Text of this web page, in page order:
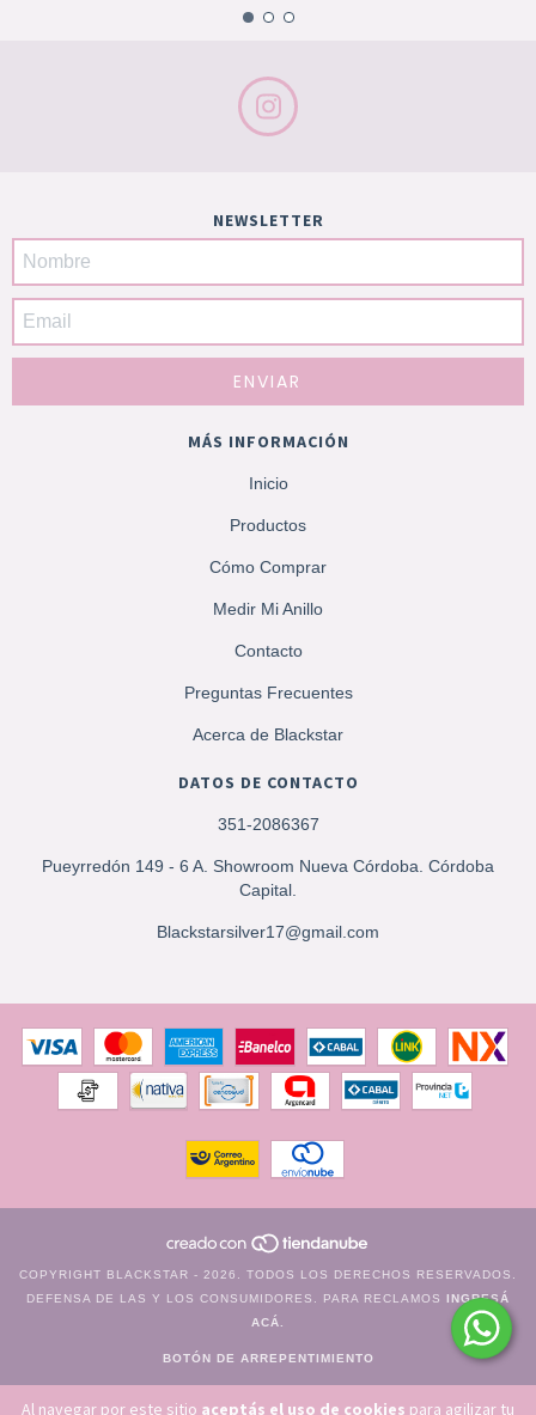
Al navegar por este sitio aceptás el uso de cookies para agilizar tu
NEWSLETTER
MÁS INFORMACIÓN
Inicio
Productos
Cómo Comprar
Medir Mi Anillo
Contacto
Preguntas Frecuentes
Acerca de Blackstar
DATOS DE CONTACTO
351-2086367
Pueyrredón 149 - 6 A. Showroom Nueva Córdoba. Córdoba
Capital.
Blackstarsilver17@gmail.com
COPYRIGHT BLACKSTAR - 2026. TODOS LOS DERECHOS RESERVADOS.
DEFENSA DE LAS Y LOS CONSUMIDORES. PARA RECLAMOS INGRESÁ
ACÁ.
BOTÓN DE ARREPENTIMIENTO